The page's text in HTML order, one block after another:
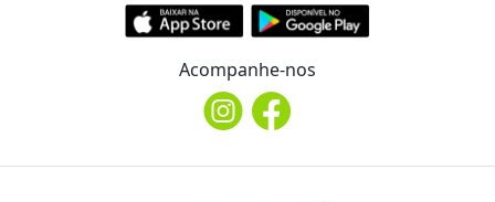
Acompanhe-nos